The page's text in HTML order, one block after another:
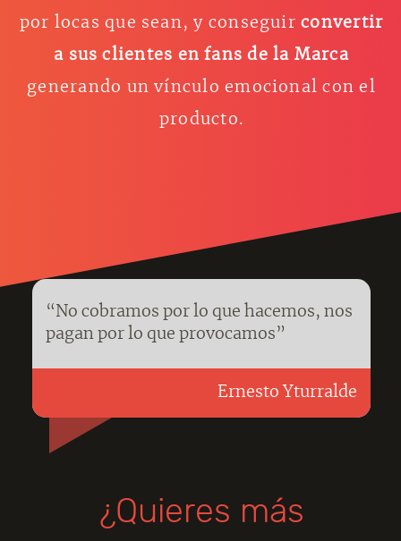
por locas que sean, y conseguirconvertir
a sus clientes en fans de la Marca
generando un vínculo emocional con el
producto.
“No cobramos por lo que hacemos, nos
pagan por lo que provocamos”
Ernesto Yturralde
¿Quieres más